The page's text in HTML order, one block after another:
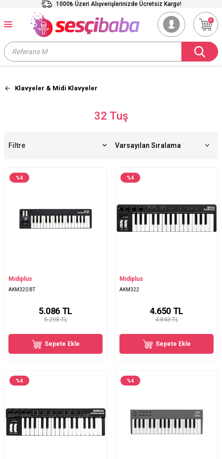
1000₺ Üzeri Alışverişlerinizde Ücretsiz Kargo!
0
Klavyeler & Midi Klavyeler
32 Tuş
Filtre
%4
Midiplus
AKM320 BT
5.298 TL
5.086 TL
Sepete Ekle
%4
Midiplus
AKM322
4.843 TL
4.650 TL
Sepete Ekle
%4 %4